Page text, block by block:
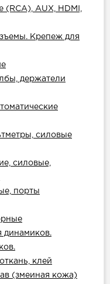
AUX, HDMI,
Крепеж для
держатели
силовые
силовые,
порты
динамиков.
клей
(змеиная кожа)